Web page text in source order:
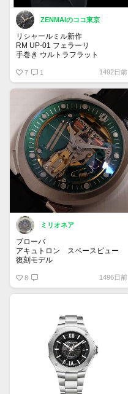
ZENMAIのココ東京
リシャールミル新作
RM UP-01 フェラーリ
手巻き ウルトラフラット
厚さわずか1.75mm
キャリバー RMUP-01
ウルトラフラット手巻きムーブメ
ント、時・分 ファンクションセ
レクター 150本限定
パワーリザーブ 約72時間
7 1 1492日前
ミリオネア
ブローバ
アキュトロン スペースビュー
復刻モデル
Accuracy（精密）とElectron（電
子）を組み合わせた「アキュトロ
ン」。1960年に発表された世界
音叉なので、キィーンという連続
音が聞こえてきて心地良いです✨
8 1496日前